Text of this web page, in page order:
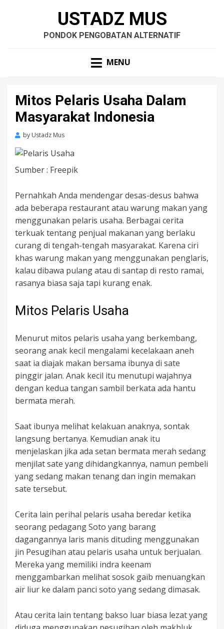
USTADZ MUS
PONDOK PENGOBATAN ALTERNATIF
MENU
Mitos Pelaris Usaha Dalam
Masyarakat Indonesia
by Ustadz Mus
Sumber : Freepik
Pernahkah Anda mendengar desas-desus bahwa
ada beberapa restaurant atau warung makan yang
menggunakan pelaris usaha. Berbagai cerita
terkuak tentang penjual makanan yang berlaku
curang di tengah-tengah masyarakat. Karena ciri
khas warung makan yang menggunakan penglaris,
kalau dibawa pulang atau di santap di resto ramai,
rasanya biasa saja tapi kurang enak.
Mitos Pelaris Usaha
Menurut mitos pelaris usaha yang berkembang,
seorang anak kecil mengalami kecelakaan aneh
saat ia diajak makan bersama ibunya di sate
pinggir jalan. Anak kecil itu menutupi wajahnya
dengan kedua tangan sambil berkata ada hantu
bermata merah.
Saat ibunya melihat kelakuan anaknya, sontak
langsung bertanya. Kemudian anak itu
menjelaskan jika ada setan bermata merah sedang
menjilat sate yang dihidangkannya, namun pembeli
yang sedang makan tenang dan ingin memakan
sate tersebut.
Cerita lain perihal pelaris usaha beredar ketika
seorang pedagang Soto yang barang
dagangannya laris manis dituding menggunakan
jin Pesugihan atau pelaris usaha untuk berjualan.
Mereka yang memiliki indra keenam
menggambarkan melihat sosok gaib menuangkan
air liur ke dalam panci soto yang sedang dimasak.
Atau cerita lain tentang bakso luar biasa lezat yang